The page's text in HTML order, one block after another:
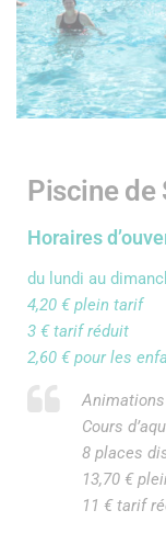
Piscine de
Horaires
du lundi au
4,20 € plein tarif
3 € tarif réduit
2,60 € pour les
Cours
8 places
13,70 €
11 € tarif